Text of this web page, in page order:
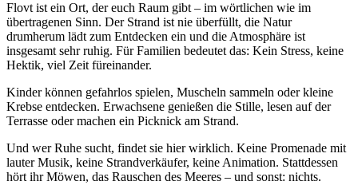
Flovt ist ein Ort, der euch Raum gibt – im wörtlichen wie im
übertragenen Sinn. Der Strand ist nie überfüllt, die Natur
drumherum lädt zum Entdecken ein und die Atmosphäre ist
insgesamt sehr ruhig. Für Familien bedeutet das: Kein Stress, keine
Hektik, viel Zeit füreinander.
Kinder können gefahrlos spielen, Muscheln sammeln oder kleine
Krebse entdecken. Erwachsene genießen die Stille, lesen auf der
Terrasse oder machen ein Picknick am Strand.
Und wer Ruhe sucht, findet sie hier wirklich. Keine Promenade mit
lauter Musik, keine Strandverkäufer, keine Animation. Stattdessen
hört ihr Möwen, das Rauschen des Meeres – und sonst: nichts.